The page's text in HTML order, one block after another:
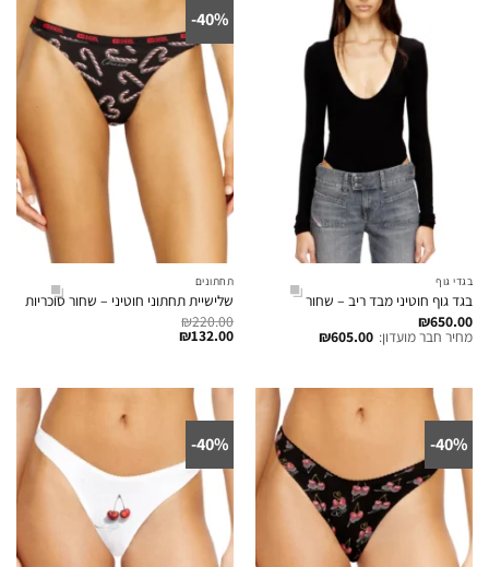
בגדי גוף
בגד גוף חוטיני מבד ריב – שחור
₪650.00
מחיר חבר מועדון: ₪605.00
40%-
תחתונים
שלישיית תחתוני חוטיני – שחור סוכריות
₪220.00
₪132.00
40%-
40%-